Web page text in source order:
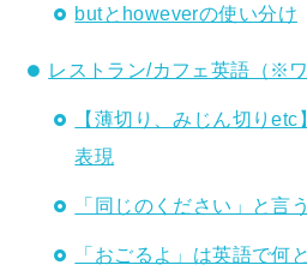
butとhoweverの使い分け
レストラン/カフェ英語（※ワ
【薄切り、みじん切り
表現
「同じのください」と言
「おごるよ」は英語で何